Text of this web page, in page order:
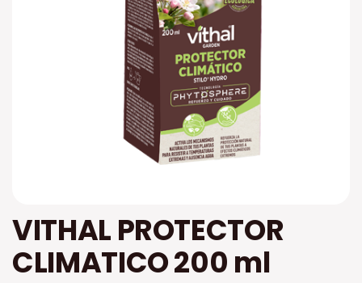
al
comienzo
de
la
VITHAL PROTECTOR
CLIMATICO 200 ml